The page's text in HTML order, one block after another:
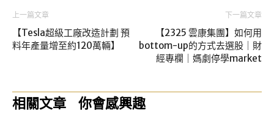
上一篇文章
【Tesla超級工廠改造計劃 預
料年產量增至約120萬輛】
下一篇文章
【2325 雲康集團】如何用
bottom-up的方式去選股｜財
經專欄｜媽劇停學market
相關文章 你會感興趣